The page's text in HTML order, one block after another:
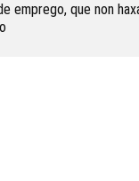
emprego, que non